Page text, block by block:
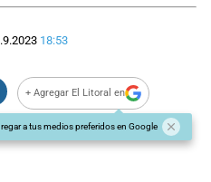
18:53
+ Agregar El Litoral en
a tus medios preferidos en Google